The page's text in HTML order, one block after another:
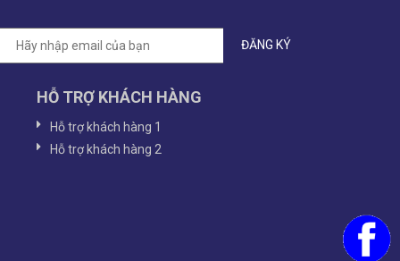
HỖ TRỢ KHÁCH HÀNG
Hỗ trợ khách hàng 1
Hỗ trợ khách hàng 2